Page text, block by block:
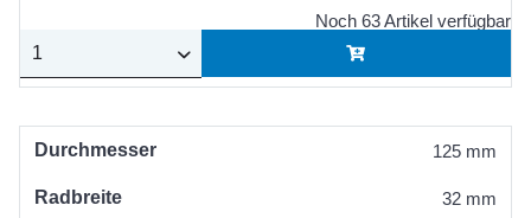
Noch 63 Artikel verfügbar
Durchmesser 125 mm
Radbreite 32 mm